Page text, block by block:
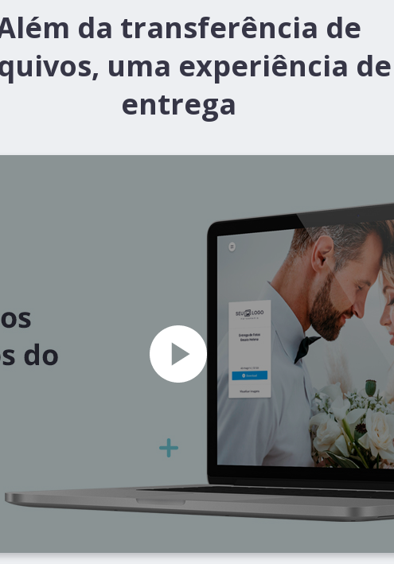
da transferência de
uma experiência de
entrega